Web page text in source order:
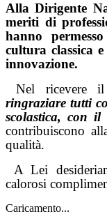
Alla Dirigente
meriti di
hanno
cultura classica
innovazione.
Nel ricevere
ringraziare tutti
scolastica, con
contribuiscono
qualità.
A Lei
calorosi
Caricamento...